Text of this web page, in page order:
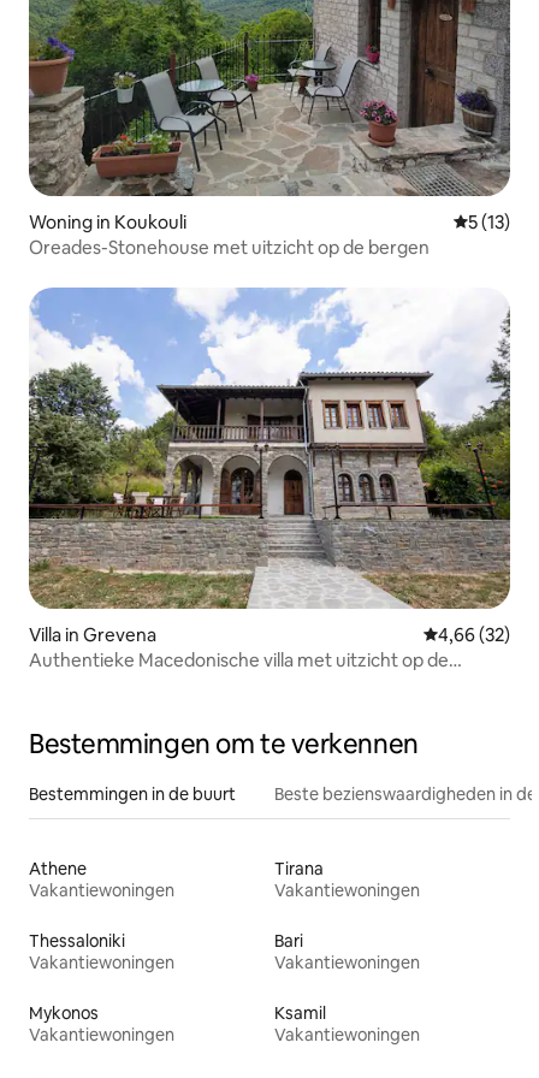
Woning in Koukouli
5 (13)
Oreades-Stonehouse met uitzicht op de bergen
Villa in Grevena Gemiddelde
4,66 (32)
Authentieke Macedonische villa met uitzicht op de
Bestemmingen om te verkennen
Bestemmingen in de buurt Beste bezienswaardigheden in
Athene
Vakantiewoningen
Tirana
Vakantiewoningen
Thessaloniki
Vakantiewoningen
Bari
Vakantiewoningen
Mykonos
Vakantiewoningen
Ksamil
Vakantiewoningen